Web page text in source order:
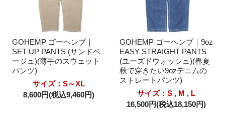
GOHEMP ゴーヘンプ｜
SET UP PANTS (サンドベ
ージュ)(薄手のスウェット
パンツ)
サイズ：S～XL
8,600円(税込9,460円)
GOHEMP ゴーヘンプ｜9oz
EASY STRAIGHT PANTS
(ユーズドウォッシュ)(春夏
秋で穿きたい9ozデニムの
ストレートパンツ)
サイズ：S , M , L
16,500円(税込18,150円)